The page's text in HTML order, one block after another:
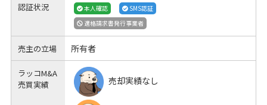
認証状況 本人確認
SMS認証
適格請求書発行事業者
売主の立場 所有者
ラッコM&A
売買実績
売却実績なし